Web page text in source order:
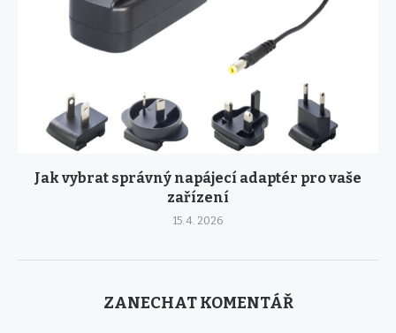
Jak vybrat správný napájecí adaptér pro vaše
zařízení
15. 4. 2026
ZANECHAT KOMENTÁŘ